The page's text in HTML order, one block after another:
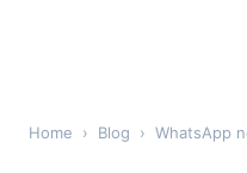
Home › Blog › WhatsApp